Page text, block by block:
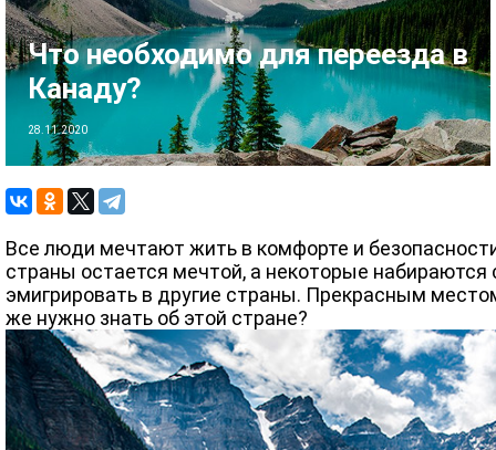
Что необходимо для переезда в
Канаду?
28.11.2020
Все люди мечтают жить в комфорте и
страны остается мечтой, а некоторые
эмигрировать в другие страны. Прекрасным
же нужно знать об этой стране?